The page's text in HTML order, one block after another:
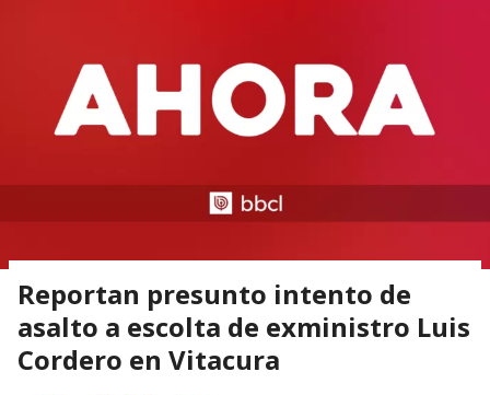
Reportan presunto intento de
asalto a escolta de exministro Luis
Cordero en Vitacura